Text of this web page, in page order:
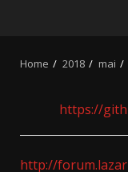
Home 2018 mai
https://
http://